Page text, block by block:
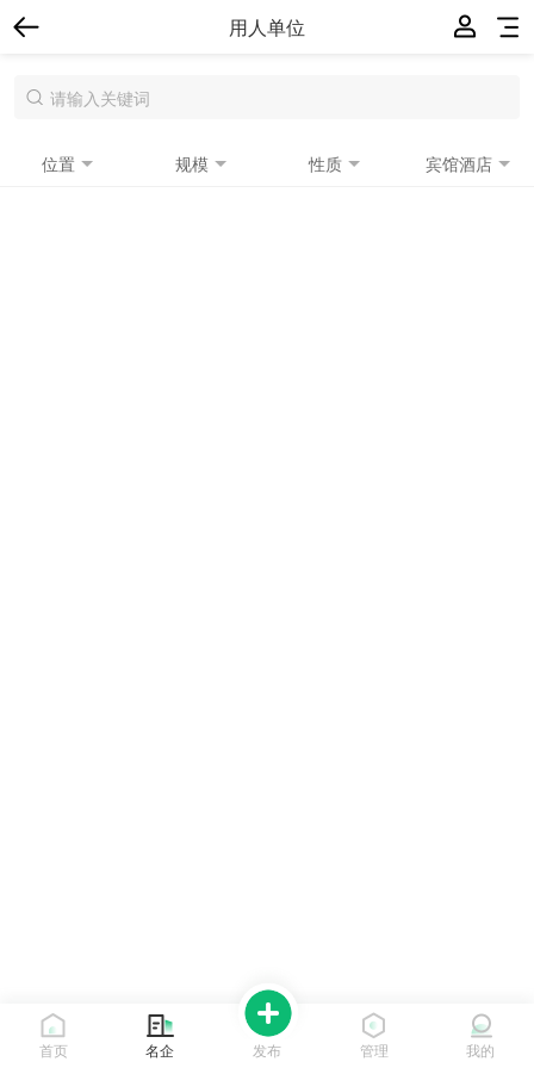
用人单位
位置 规模 性质 宾馆酒店
首页 名企 发布 管理 我的